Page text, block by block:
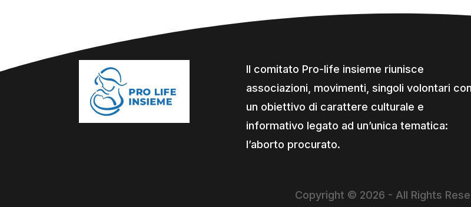
Il comitato Pro-life insieme riunisce
associazioni, movimenti, singoli volontari con
un obiettivo di carattere culturale e
informativo legato ad un’unica tematica:
l’aborto procurato.
Copyright © 2026 - All Rights